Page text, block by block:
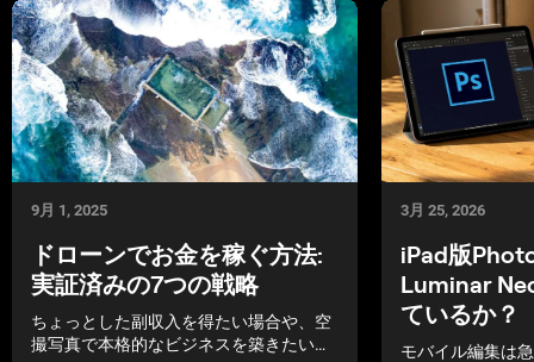
9月 1, 2025
ドローンでお金を稼ぐ方法:
実証済みの7つの戦略
ちょっとした副収入を得たい場合や、空
撮写真で本格的なビジネスを築きたい場
3月 25, 2026
iPad版
Luminar
ているか？
モバイル編集は